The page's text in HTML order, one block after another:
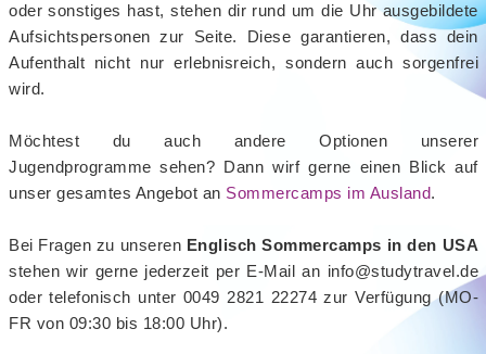
oder sonstiges hast, stehen dir rund um die Uhr ausgebildete
Aufsichtspersonen zur Seite. Diese garantieren, dass dein
Aufenthalt nicht nur erlebnisreich, sondern auch sorgenfrei
wird.
Möchtest du auch andere Optionen unserer
Jugendprogramme sehen? Dann wirf gerne einen Blick auf
unser gesamtes Angebot an Sommercamps im Ausland.
Bei Fragen zu unseren Englisch Sommercamps in den USA
stehen wir gerne jederzeit per E-Mail an info@studytravel.de
oder telefonisch unter 0049 2821 22274 zur Verfügung (MO-
FR von 09:30 bis 18:00 Uhr).